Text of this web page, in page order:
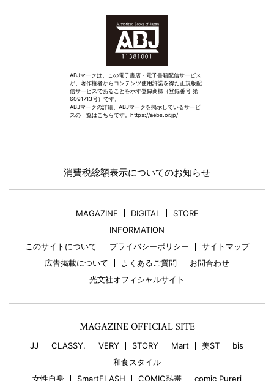
ABJマークは、この電子書店・電子書籍配信サービス
が、著作権者からコンテンツ使用許諾を得た正規版配
信サービスであることを示す登録商標（登録番号 第
6091713号）です。
ABJマークの詳細、ABJマークを掲示しているサービ
スの一覧はこちらです。 https://aebs.or.jp/
消費税総額表示についてのお知らせ
MAGAZINE DIGITAL
STORE
INFORMATION
このサイトについて
プライバシーポリシー
サイトマップ
広告掲載について
よくあるご質問
お問合わせ
光文社オフィシャルサイト
MAGAZINE OFFICIAL SITE
JJ CLASSY. VERY STORY Mart 美ST
bis
和食スタイル
女性自身
SmartFLASH COMIC熱帯 comic Pureri